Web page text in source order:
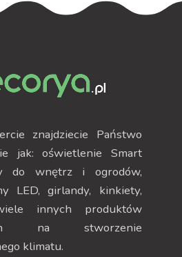
znajdziecie Państwo
jak: oświetlenie Smart
do wnętrz i ogrodów,
LED, girlandy, kinkiety,
innych produktów
na stworzenie
klimatu.